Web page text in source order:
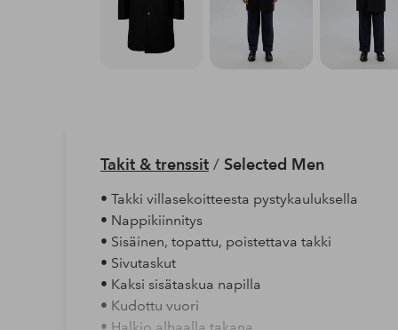
Takit & trenssit/ Selected Men
• Takki villasekoitteesta pystykauluksella
• Nappikiinnitys
• Sisäinen, topattu, poistettava takki
• Sivutaskut
• Kaksi sisätaskua napilla
• Kudottu vuori